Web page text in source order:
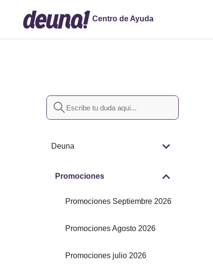
Centro de Ayuda
Búsqueda
Deuna
Promociones
Promociones Septiembre 2026
Promociones Agosto 2026
Promociones julio 2026